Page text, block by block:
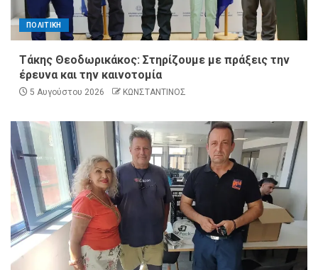
ΠΟΛΙΤΙΚΗ
Τάκης Θεοδωρικάκος: Στηρίζουμε με πράξεις την
έρευνα και την καινοτομία
5 Αυγούστου 2026 ΚΩΝΣΤΑΝΤΙΝΟΣ